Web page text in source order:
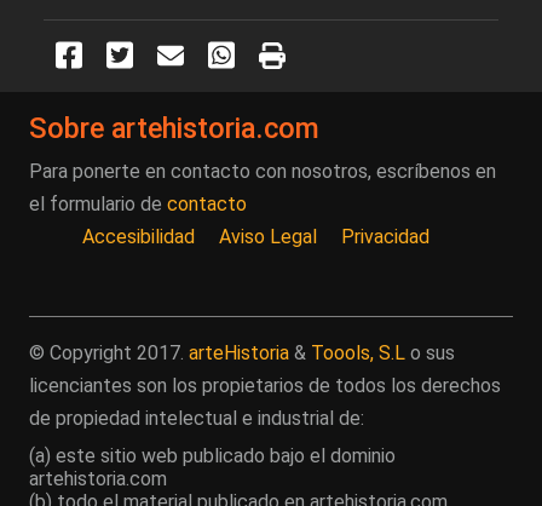
Sobre artehistoria.com
Para ponerte en contacto con nosotros, escríbenos en
el formulario de contacto
Accesibilidad
Aviso Legal Privacidad
© Copyright 2017. arteHistoria & Toools, S.L o sus
licenciantes son los propietarios de todos los derechos
de propiedad intelectual e industrial de:
(a) este sitio web publicado bajo el dominio
artehistoria.com